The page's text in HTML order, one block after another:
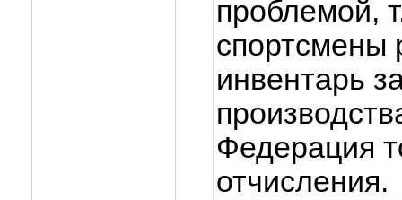
проблемой,
спортсмены
инвентарь
Федерация
отчисления.